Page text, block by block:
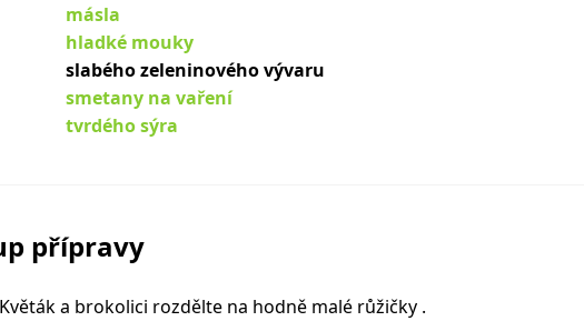
másla
hladké mouky
slabého zeleninového vývaru
smetany na vaření
tvrdého sýra
přípravy
Květák a brokolici rozdělte na hodně malé růžičky .